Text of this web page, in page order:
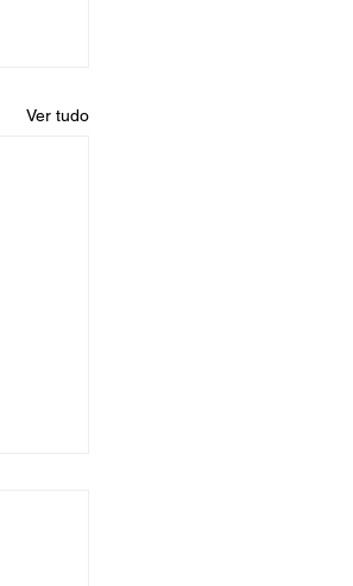
Ver tudo